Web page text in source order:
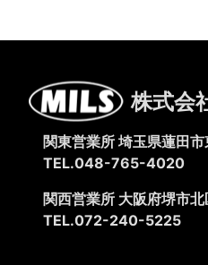
株式会
関東営業所 埼玉県蓮田
TEL.048-765-4020
関西営業所 大阪府堺市
TEL.072-240-5225